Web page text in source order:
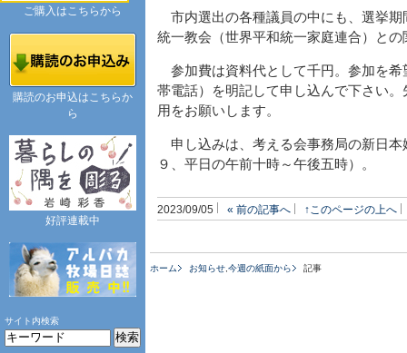
市内選出の各種議員の中にも、選挙期
統一教会（世界平和統一家庭連合）と
参加費は資料代として千円。参加を希
帯電話）を明記して申し込んで下さい
用をお願いします。
申し込みは、考える会事務局の新日
９、平日の午前十時～午後五時）。
2023/09/05 « 前の記事へ ↑このページの上へ
ホーム お知らせ 今週の紙面から 記事
ご購入はこちらから
購読のお申込はこちらか
ら
好評連載中
サイト内検索